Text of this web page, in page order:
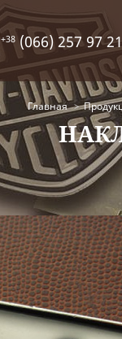
+38(066) 257 97 21
Главная